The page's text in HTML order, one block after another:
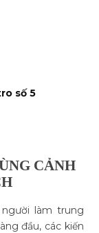
số 5
CẢNH
người làm trung
đầu, các kiến